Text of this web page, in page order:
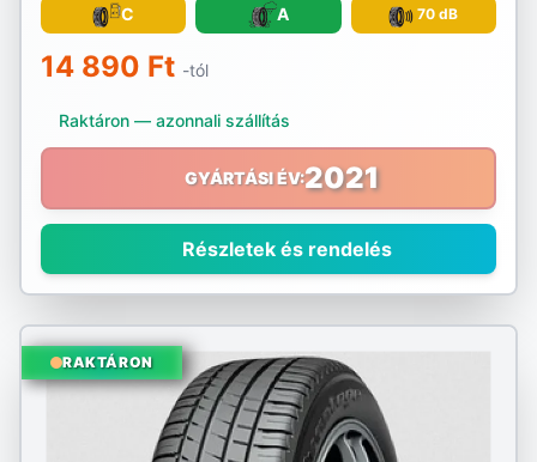
C A 70 dB
14 890 Ft -tól
Raktáron — azonnali szállítás
GYÁRTÁSI ÉV:2021
Részletek és rendelés
RAKTÁRON